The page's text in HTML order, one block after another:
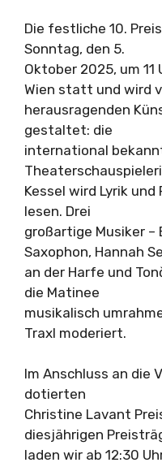
Die festliche 10.
Sonntag, den 5.
Oktober 2025, um 11
Wien statt und wird
herausragenden
gestaltet: die
international
Kessel wird Lyrik
lesen. Drei
großartige Musiker –
Saxophon, Hannah
an der Harfe und
die Matinee
musikalisch
Traxl moderiert.
Im Anschluss an die
dotierten
Christine Lavant
diesjährigen
laden wir ab 12:30